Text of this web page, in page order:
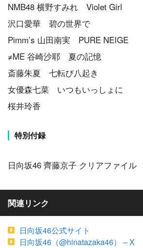
NMB48 横野すみれ Violet Girl
沢口愛華 碧の世界で
Pimm’s 山田南実 PURE NEIGE
≠ME 谷崎沙耶 夏の記憶
斎藤朱夏 七転び八起き
女優森七菜 いつもいっしょに
桜井玲香
特別付録
日向坂46 齊藤京子 クリアファイル
関連リンク
日向坂46公式サイト
日向坂46（@hinatazaka46） – X